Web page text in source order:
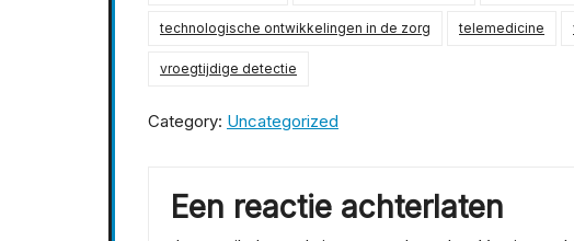
technologische ontwikkelingen in de zorg telemedicine
vroegtijdige detectie
Category: Uncategorized
Een reactie achterlaten